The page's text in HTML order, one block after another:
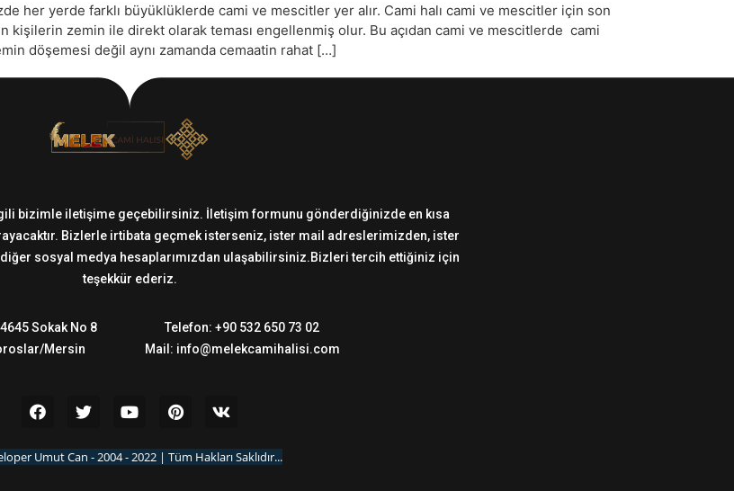
her yerde farklı büyüklüklerde cami ve mescitler yer alır. Cami halı cami ve mescitler için son
kişilerin zemin ile direkt olarak teması engellenmiş olur. Bu açıdan cami ve mescitlerde cami
döşemesi değil aynı zamanda cemaatin rahat […]
bizimle iletişime geçebilirsiniz. İletişim formunu gönderdiğinizde en kısa
Bizlerle irtibata geçmek isterseniz, ister mail adreslerimizden, ister
sosyal medya hesaplarımızdan ulaşabilirsiniz.Bizleri tercih ettiğiniz için
teşekkür ederiz.
Sokak No 8
Mersin
Telefon: +90 532 650 73 02
Mail: info@melekcamihalisi.com
Umut Can - 2004 - 2022 | Tüm Hakları Saklıdır...